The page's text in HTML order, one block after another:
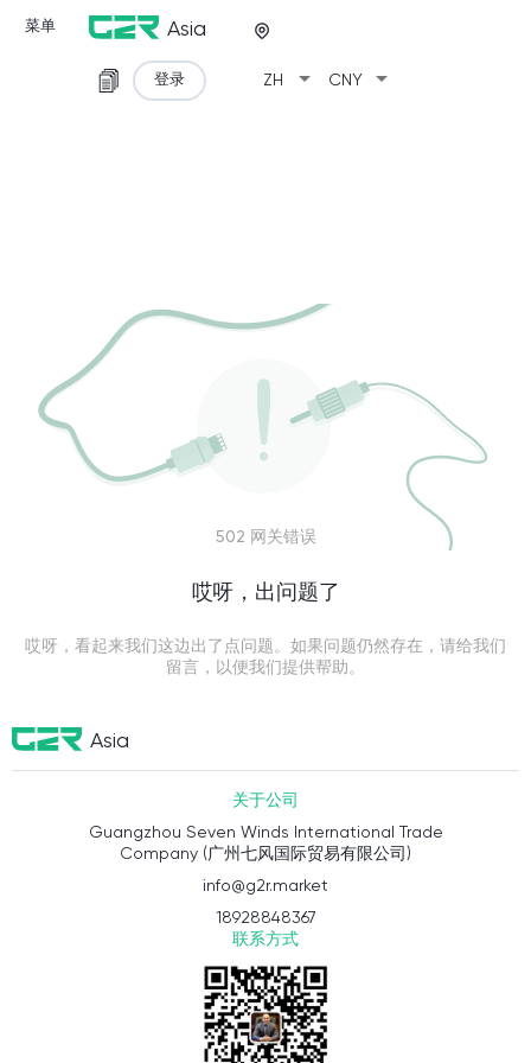
菜单 Asia
ZH arrow_drop_down CNY arrow_drop_down
登录
502 网关错误
哎呀，出问题了
哎呀，看起来我们这边出了点问题。如果问题仍然存在，请给我们
留言，以便我们提供帮助。
Asia
关于公司
Guangzhou Seven Winds International Trade
Company (广州七风国际贸易有限公司)
info@g2r.market
18928848367
联系方式